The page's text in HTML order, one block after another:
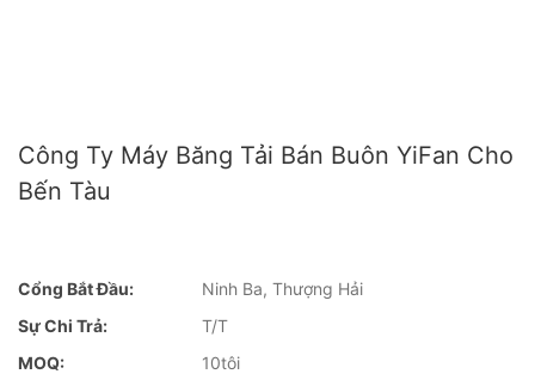
Công Ty Máy Băng Tải Bán Buôn YiFan Cho
Bến Tàu
Cổng Bắt Đầu:
Ninh Ba, Thượng Hải
Sự Chi Trả:
T/T
MOQ:
10tôi